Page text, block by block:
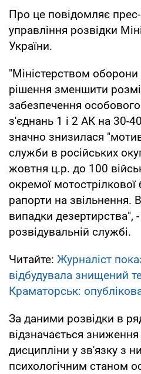
Про це повідомляє
управління розвідки
України.
"Міністерством оборони
рішення зменшити
забезпечення
з'єднань 1 і 2 АК на 30-
значно знизилася
служби в російських
жовтня ц.р. до 100
окремої
рапорти на звільнення.
випадки дезертирства",
розвідувальній службі.
Читайте: Журналіст
відбудувала знищений
Краматорськ:
За даними розвідки в
відзначається зниження
дисципліни у зв'язку з
психологічним станом